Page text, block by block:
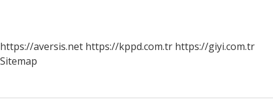
https://aversis.net https://kppd.com.tr https://giyi.com.tr
Sitemap